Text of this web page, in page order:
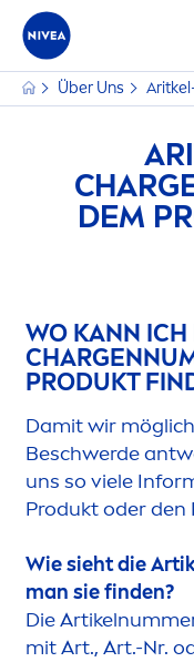
Über Uns
DEM
WO KANN
PRODUKT
Damit wir
Beschwerde
uns so viele
Produkt oder den
Wie sieht die
man sie finden?
Die
mit Art., Art.-Nr.